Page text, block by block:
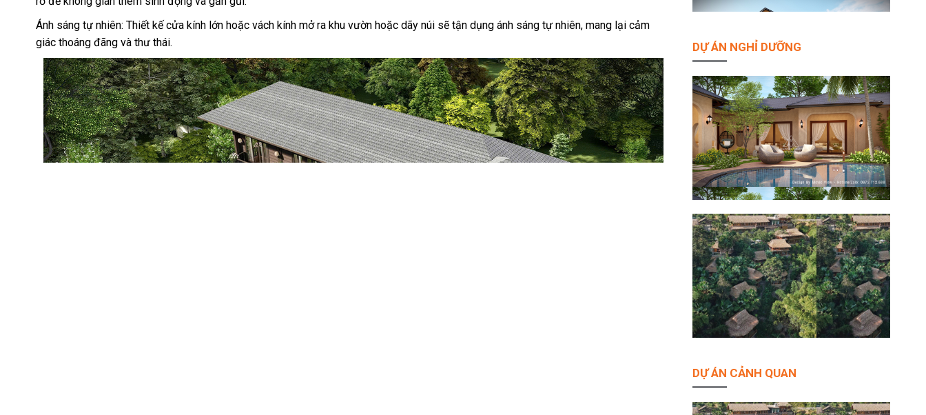
Ánh sáng tự nhiên: Thiết kế cửa kính lớn hoặc vách kính mở ra khu vườn hoặc dãy núi sẽ tận dụng ánh sáng tự nhiên, mang lại cảm
giác thoáng đãng và thư thái.
DỰ ÁN NGHỈ DƯỠNG
DỰ ÁN CẢNH QUAN